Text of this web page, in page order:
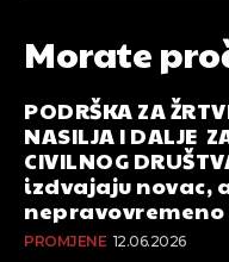
Morate
PODRŠKA ZA
NASILJA I DALJE
CIVILNOG
izdvajaju novac,
nepravovremeno
PROMJENE 12.06.2026